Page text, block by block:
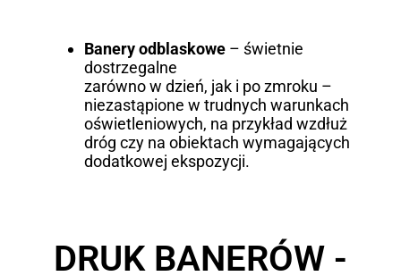
Banery odblaskowe– świetnie
dostrzegalne
zarówno w dzień, jak i po zmroku –
niezastąpione w trudnych warunkach
oświetleniowych, na przykład wzdłuż
dróg czy na obiektach wymagających
dodatkowej ekspozycji.
DRUK BANERÓW -